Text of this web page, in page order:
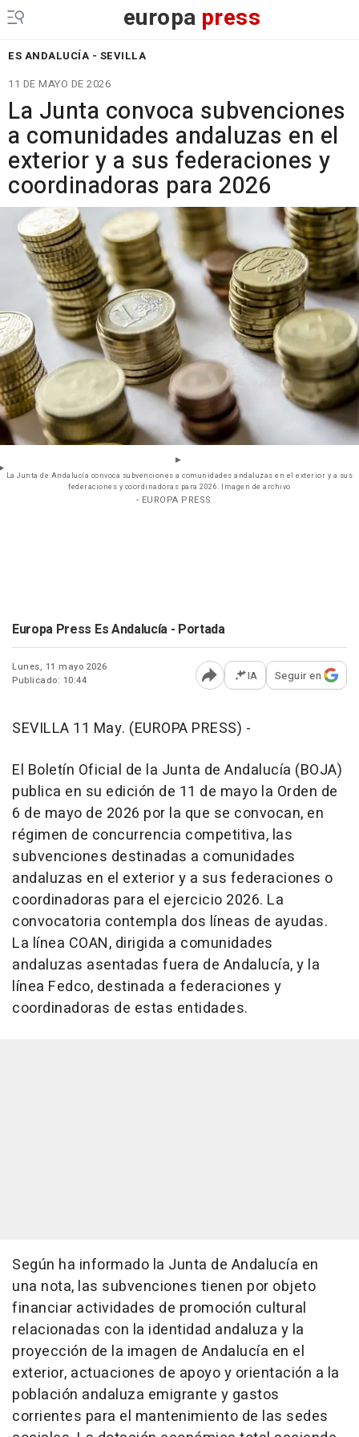
europa press
ES ANDALUCÍA - SEVILLA
11 DE MAYO DE 2026
La Junta convoca subvenciones
a comunidades andaluzas en el
exterior y a sus federaciones y
coordinadoras para 2026
La Junta de Andalucía convoca subvenciones a comunidades andaluzas en el exterior y a sus
federaciones y coordinadoras para 2026. Imagen de archivo
- EUROPA PRESS
Europa Press Es Andalucía - Portada
Lunes, 11 mayo 2026
Publicado: 10:44
Abrir opciones para
IA Seguir en
SEVILLA 11 May. (EUROPA PRESS) -
El Boletín Oficial de la Junta de Andalucía (BOJA)
publica en su edición de 11 de mayo la Orden de
6 de mayo de 2026 por la que se convocan, en
régimen de concurrencia competitiva, las
subvenciones destinadas a comunidades
andaluzas en el exterior y a sus federaciones o
coordinadoras para el ejercicio 2026. La
convocatoria contempla dos líneas de ayudas.
La línea COAN, dirigida a comunidades
andaluzas asentadas fuera de Andalucía, y la
línea Fedco, destinada a federaciones y
coordinadoras de estas entidades.
Según ha informado la Junta de Andalucía en
una nota, las subvenciones tienen por objeto
financiar actividades de promoción cultural
relacionadas con la identidad andaluza y la
proyección de la imagen de Andalucía en el
exterior, actuaciones de apoyo y orientación a la
población andaluza emigrante y gastos
corrientes para el mantenimiento de las sedes